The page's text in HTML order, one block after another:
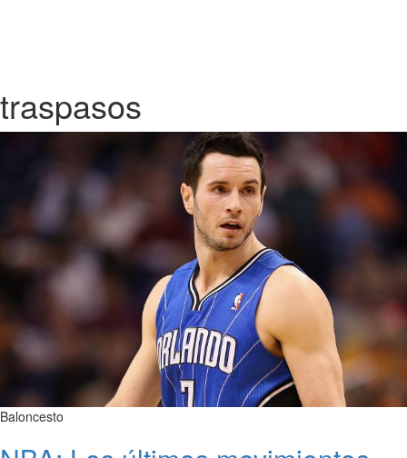
traspasos
Baloncesto